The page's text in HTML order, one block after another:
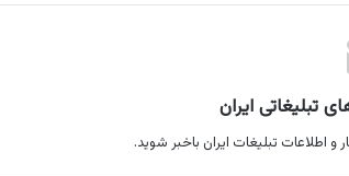
تبلیغاتی ایران
و اطلاعات تبلیغات ایران باخبر شوید.